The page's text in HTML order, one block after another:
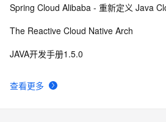
查看更多
Spring Cloud Alibaba - 重新定义 Java
The Reactive Cloud Native Arch
JAVA开发手册1.5.0